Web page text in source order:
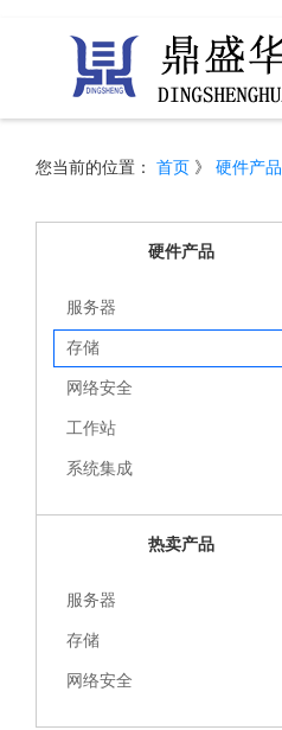
您当前的位置： 首页 》 硬件产品
硬件产品
服务器
存储
网络安全
工作站
系统集成
热卖产品
服务器
存储
网络安全